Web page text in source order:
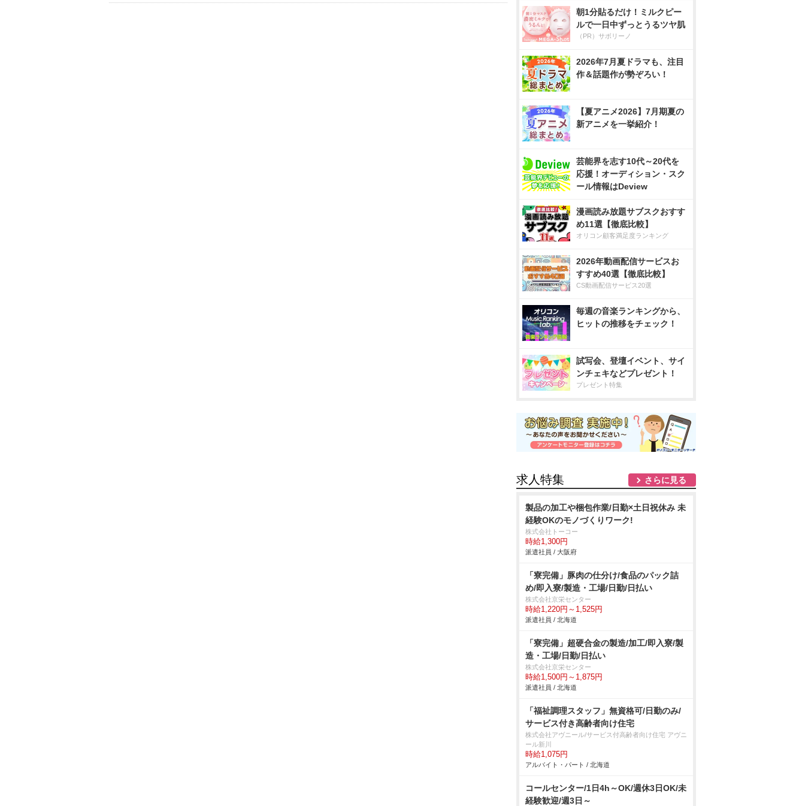
朝1分貼るだけ！ミルクピー
ルで一日中ずっとうるツヤ肌
（PR）サボリーノ
2026年7月夏ドラマも、注目
作＆話題作が勢ぞろい！
【夏アニメ2026】7月期夏の
新アニメを一挙紹介！
芸能界を志す10代～20代を
応援！オーディション・スク
ール情報はDeview
漫画読み放題サブスクおすす
め11選【徹底比較】
オリコン顧客満足度ランキング
2026年動画配信サービスお
すすめ40選【徹底比較】
CS動画配信サービス20選
毎週の音楽ランキングから、
ヒットの推移をチェック！
試写会、登壇イベント、サイ
ンチェキなどプレゼント！
プレゼント特集
求人特集 さらに見る
製品の加工や梱包作業/日勤×土日祝休み 未
経験OKのモノづくりワーク!
株式会社トーコー
時給1,300円
派遣社員 / 大阪府
「寮完備」豚肉の仕分け/食品のパック詰
め/即入寮/製造・工場/日勤/日払い
株式会社京栄センター
時給1,220円～1,525円
派遣社員 / 北海道
「寮完備」超硬合金の製造/加工/即入寮/製
造・工場/日勤/日払い
株式会社京栄センター
時給1,500円～1,875円
派遣社員 / 北海道
「福祉調理スタッフ」無資格可/日勤のみ/
サービス付き高齢者向け住宅
株式会社アヴニール/サービス付高齢者向け住宅 アヴニ
ール新川
時給1,075円
アルバイト・パート / 北海道
コールセンター/1日4h～OK/週休3日OK/未
経験歓迎/週3日～